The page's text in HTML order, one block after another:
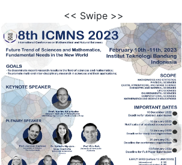
<< Swipe >>